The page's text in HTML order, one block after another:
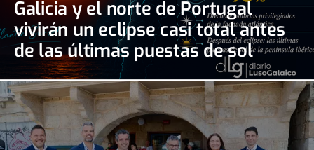
Galicia y el norte de Portugal
vivirán un eclipse casi total antes
de las últimas puestas de sol